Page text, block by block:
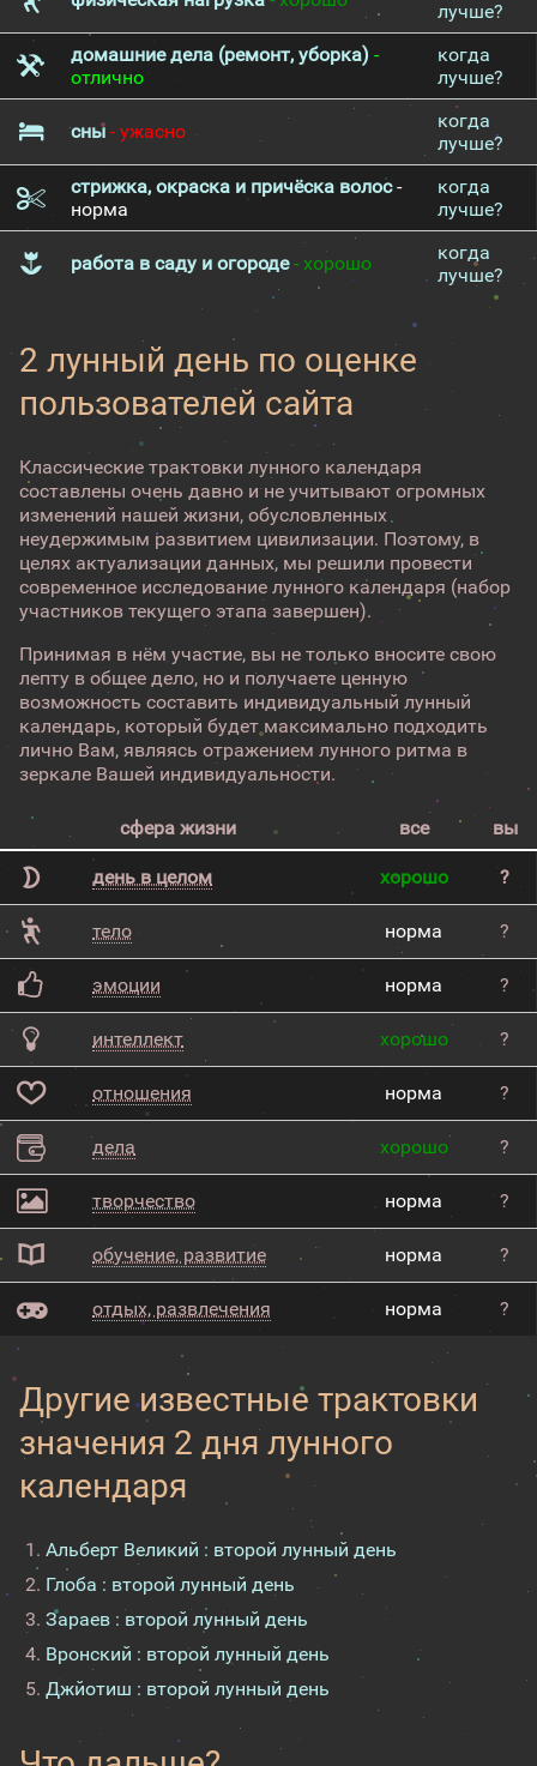
лучше?
домашние дела (ремонт, уборка) -
отлично
когда
лучше?
сны - ужасно
когда
лучше?
стрижка, окраска и причёска волос-
норма
когда
лучше?
работа в саду и огороде- хорошо
когда
лучше?
2 лунный день по оценке
пользователей сайта
Классические трактовки лунного календаря
составлены очень давно и не учитывают огромных
изменений нашей жизни, обусловленных
неудержимым развитием цивилизации. Поэтому, в
целях актуализации данных, мы решили провести
современное исследование лунного календаря (набор
участников текущего этапа завершен).
Принимая в нём участие, вы не только вносите свою
лепту в общее дело, но и получаете ценную
возможность составить индивидуальный лунный
календарь, который будет максимально подходить
лично Вам, являясь отражением лунного ритма в
зеркале Вашей индивидуальности.
сфера жизни все вы
день в целом хорошо ?
тело норма ?
эмоции норма ?
интеллект хорошо ?
отношения норма ?
дела хорошо ?
творчество норма ?
обучение, развитие норма ?
отдых, развлечения норма ?
Другие известные трактовки
значения 2 дня лунного
календаря
Альберт Великий : второй лунный день
Глоба : второй лунный день
Зараев : второй лунный день
Вронский : второй лунный день
Джйотиш : второй лунный день